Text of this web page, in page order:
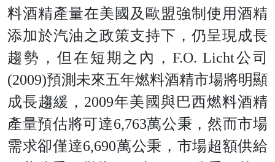
料酒精產量在美國及歐盟強制使用酒精
添加於汽油之政策支持下，仍呈現成長
趨勢，但在短期之內 ，F.O. Licht公司
(2009)預測未來五年燃料酒精市場將明顯
成長趨緩 ， 2009年美國與巴西燃料酒精
產量預估將可達6,763萬公秉，然而市場
需求卻僅達6,690萬公秉，市場超額供給